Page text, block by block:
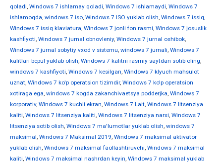
qoladi, Windows 7 ishlamay qoladi, Windows 7 ishlamaydi, Windows 7
ishlamoqda, windows 7 iso, Windows 7 ISO yuklab olish, Windows 7 issiq,
Windows 7 issiq klaviatura, Windows 7 jonli fon rasmi, Windows 7 josuslik
kashfiyoti, Windows 7 jurnal obnovleniy, Windows 7 jurnal oshibok,
Windows 7 jurnal sobytiy vxod v sistemu, windows 7 jurnali, Windows 7
kalitlari bepul yuklab olish, Windows 7 kalitni rasmiy saytdan sotib oling,
windows 7 kashfiyoti, Windows 7 kesilgan, Windows 7 klyuch mahsulot
uznat, Windows 7 ko'p operatsion tizimdir, Windows 7 ko'p operatsion
xotiraga ega, windows 7 kogda zakanchivaetsya podderjka, Windows 7
korporativ, Windows 7 kuchli ekran, Windows 7 Lait, Windows 7 litsenziya
kaliti, Windows 7 litsenziya kaliti, Windows 7 litsenziya narxi, Windows 7
litsenziya sotib olish, Windows 7 ma'lumotlar yuklab olish, windows 7
maksimal, Windows 7 Maksimal 2019, Windows 7 maksimal aktivator
yuklab olish, Windows 7 maksimal faollashtiruvchi, Windows 7 maksimal
kaliti, Windows 7 maksimal nashrdan keyin, Windows 7 maksimal yuklab